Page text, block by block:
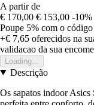
A partir de
€ 170,00 € 153,00 -10%
Poupe 5% com o código
+€ 7,65 oferecidos na
validacao da sua
Loading...
Descrição
Os sapatos indoor